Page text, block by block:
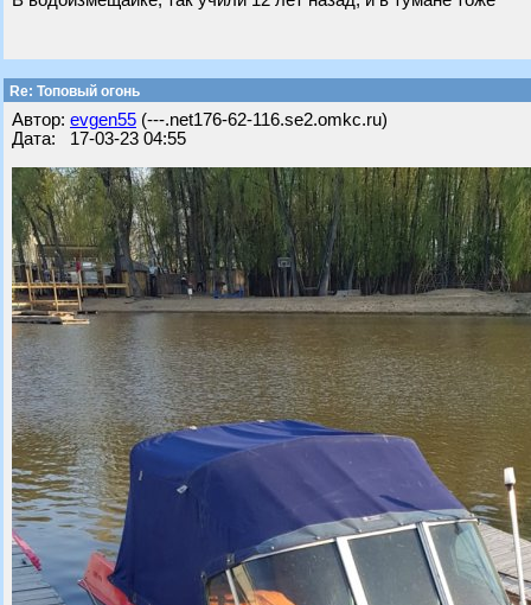
Re: Топовый огонь
Автор: evgen55 (---.net176-62-116.se2.omkc.ru)
Дата: 17-03-23 04:55